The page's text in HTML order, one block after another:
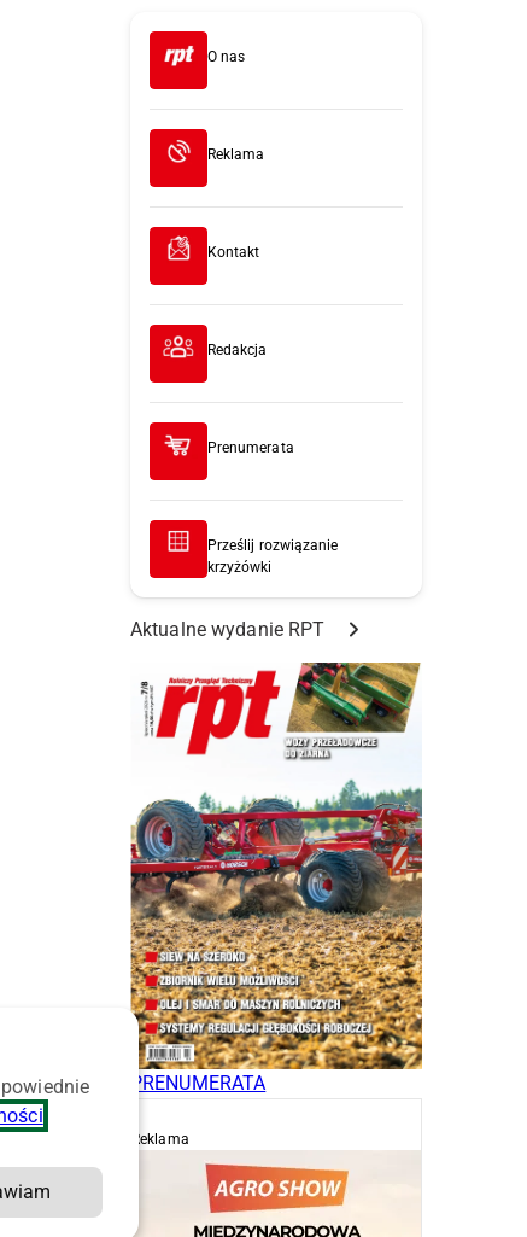
O nas
Reklama
Kontakt
Redakcja
Prenumerata
Prześlij rozwiązanie
krzyżówki
Aktualne wydanie RPT
PRENUMERATA
Reklama